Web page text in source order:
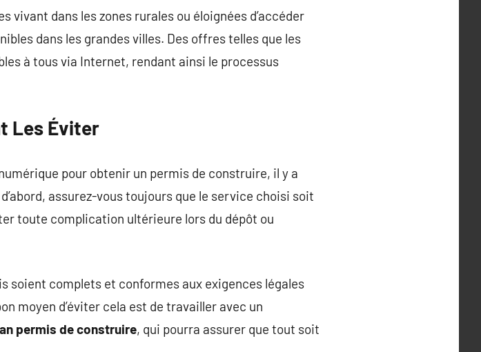
dans les zones rurales ou éloignées d’accéder
dans les grandes villes. Des offres telles que les
à tous via Internet, rendant ainsi le processus
Les Éviter
pour obtenir un permis de construire, il y a
assurez-vous toujours que le service choisi soit
toute complication ultérieure lors du dépôt ou
soient complets et conformes aux exigences légales
moyen d’éviter cela est de travailler avec un
permis de construire, qui pourra assurer que tout soit